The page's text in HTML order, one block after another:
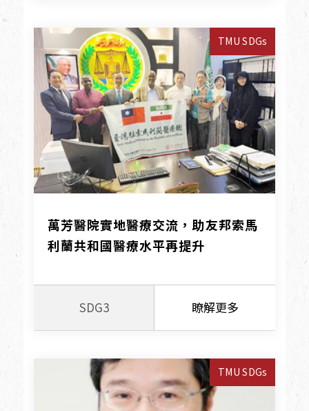
TMU SDGs
萬芳醫院實地醫療交流，助友邦索馬
利蘭共和國醫療水平再提升
SDG3 瞭解更多
TMU SDGs